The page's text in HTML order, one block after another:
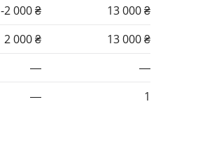
-2 000 ₴
13 000 ₴
2 000 ₴
13 000 ₴
—
—
— 1